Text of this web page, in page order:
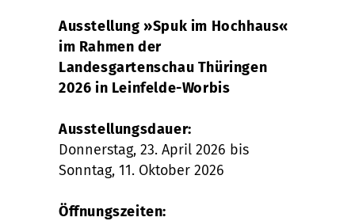
Ausstellung »Spuk im Hochhaus«
im Rahmen der
Landesgartenschau Thüringen
2026 in Leinfelde-Worbis
Ausstellungsdauer:
Donnerstag, 23. April 2026 bis
Sonntag, 11. Oktober 2026
Öffnungszeiten: